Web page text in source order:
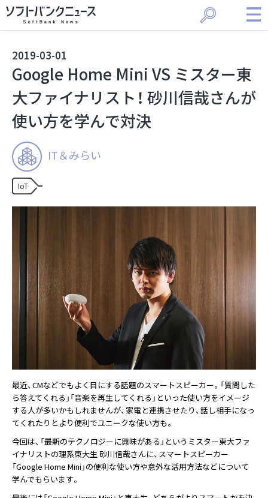
2019-03-01
Google Home Mini VS ミスター東
大ファイナリスト！ 砂川信哉さんが
使い方を学んで対決
IT＆みらい
IoT
最近、CMなどでもよく目にする話題のスマートスピーカー。「質問した
ら答えてくれる」「音楽を再生してくれる」といった使い方をイメージ
する人が多いかもしれませんが、家電と連携させたり、話し相手になっ
てくれたりとより便利でユニークな使い方も。
今回は、「最新のテクノロジーに興味がある」というミスター東大ファ
イナリストの理系東大生 砂川信哉さんに、スマートスピーカー
「Google Home Mini」の便利な使い方や意外な活用方法などについて
学んでもらいます。